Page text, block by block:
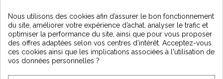
et restez informés des dernières nouveautés
Vintage Motors
*Dès 99€ d'achat. En vous abonnant à notre newsletter, vous reconnaissez avoir pris
l'acceptez.
Nous utilisons des cookies afin d’assurer le bon fonctionnement
du site, améliorer votre expérience d’achat, analyser le trafic et
optimiser la performance du site, ainsi que pour vous proposer
des offres adaptées selon vos centres d’intérêt. Acceptez-vous
ces cookies ainsi que les implications associées à l'utilisation de
vos données personnelles ?